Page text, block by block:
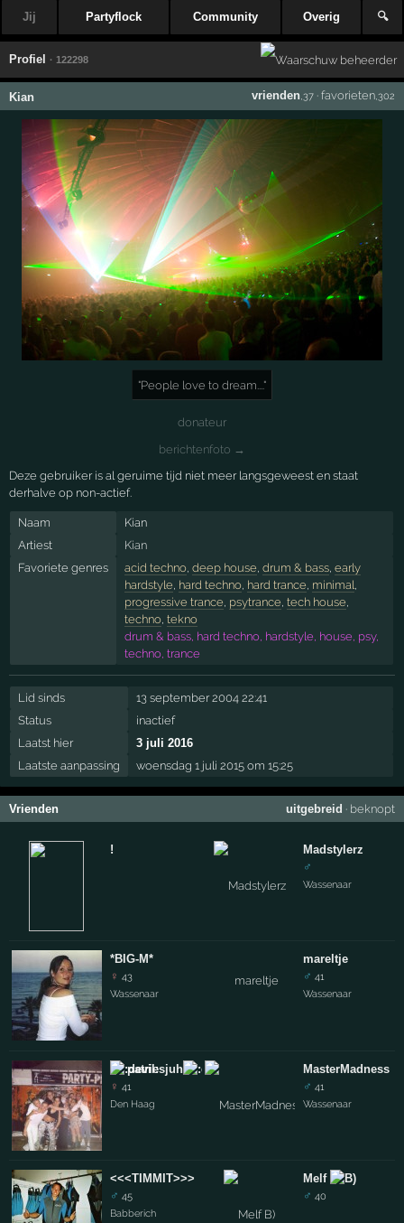
Jij Partyflock Community Overig 🔍
Profiel · 122298
Kian vrienden,37· favorieten,302
"People love to dream...."
donateur
berichtenfoto →
Deze gebruiker is al geruime tijd niet meer langsgeweest en staat
derhalve op non-actief.
Naam
Kian
Artiest
Kian
Favoriete genres
acid techno, deep house, drum & bass, early
hardstyle, hard techno, hard trance, minimal,
progressive trance, psytrance, tech house,
techno, tekno
drum & bass, hard techno, hardstyle, house, psy,
techno, trance
Lid sinds
13 september 2004 22:41
Status
inactief
Laatst hier
3 juli 2016
Laatste aanpassing
woensdag 1 juli 2015 om 15:25
Vrienden uitgebreid · beknopt
!
*BIG-M*
♀ 43
Wassenaar
patriesjuh
♀ 41
Den Haag
<<<TIMMIT>>>
♂ 45
Babberich
Madstylerz
♂
Wassenaar
mareltje
♂ 41
Wassenaar
MasterMadness
♂ 41
Wassenaar
Melf
♂ 40